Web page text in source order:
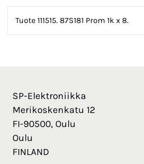
Tuote 111515. 87S181 Prom 1k x 8.
SP-Elektroniikka
Merikoskenkatu 12
FI-90500, Oulu
Oulu
FINLAND